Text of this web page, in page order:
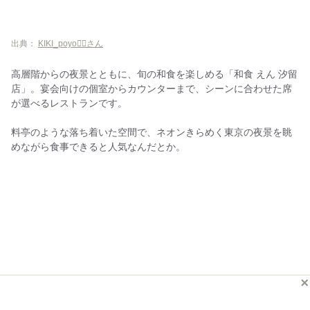
出典： KIKI_poyo◡̈⃝︎さん
高層階からの夜景とともに、旬の和食を楽しめる「和食 えん 汐留
店」。宴会向けの個室からカウンターまで、シーンに合わせた席
が選べるレストランです。
料亭のような落ち着いた空間で、ネオンきらめく東京の夜景を眺
めながら食事できると人気なんだとか。